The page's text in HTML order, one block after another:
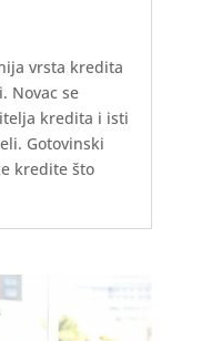
vrsta kredita
Novac se
kredita i isti
Gotovinski
kredite što